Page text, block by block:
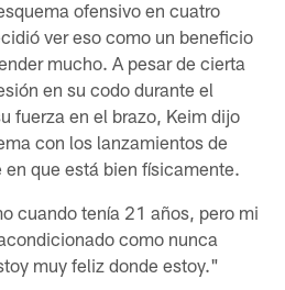
ofensivo en cuatro
ver eso como un beneficio
mucho. A pesar de cierta
en su codo durante el
fuerza en el brazo, Keim dijo
con los lanzamientos de
que está bien físicamente.
cuando tenía 21 años, pero mi
como nunca
muy feliz donde estoy."